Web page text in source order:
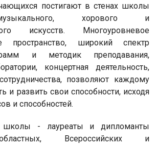
постигают в стенах школы
хорового и
искусств. Многоуровневое
пространство, широкий спектр
и методик преподавания,
концертная деятельность,
позволяют каждому
и развить свои способности, исходя
и способностей.
- лауреаты и дипломанты
Всероссийских и